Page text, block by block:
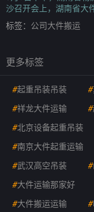
沙召开会上，湖南省大
标签： 公司大件搬运
更多标签
#起重吊装吊装 #
#祥龙大件运输 #
#北京设备起重吊装
#南京大件起重运输
#武汉高空吊装 #
#大件运输那家好
#大件搬运运输 #